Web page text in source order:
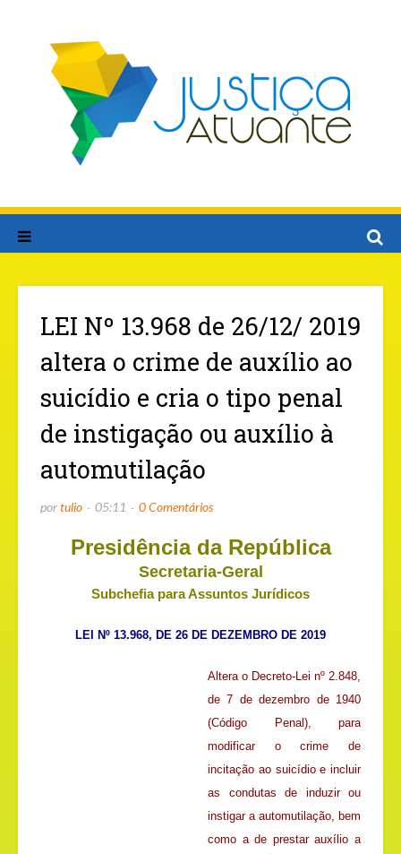
LEI Nº 13.968 de 26/12/ 2019
altera o crime de auxílio ao
suicídio e cria o tipo penal
de instigação ou auxílio à
automutilação
portulio 05:11 0 Comentários
Presidência da República
Secretaria-Geral
Subchefia para Assuntos Jurídicos
LEI Nº 13.968, DE 26 DE DEZEMBRO DE 2019
Altera o Decreto-Lei nº 2.848,
de 7 de dezembro de 1940
(Código Penal), para
modificar o crime de
incitação ao suicídio e incluir
as condutas de induzir ou
instigar a automutilação, bem
como a de prestar auxílio a